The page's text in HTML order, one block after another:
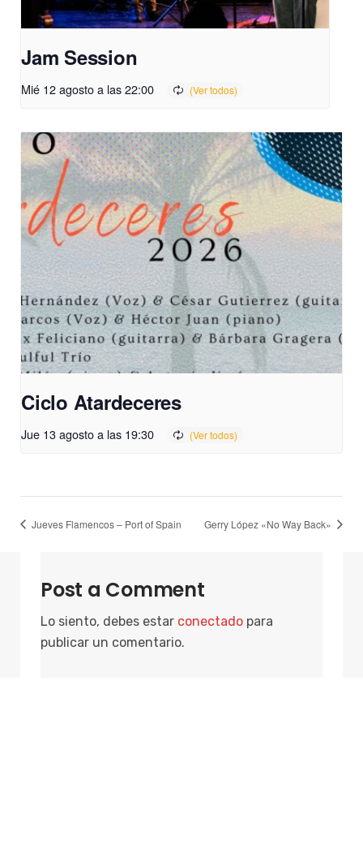
Jam Session
Mié 12 agosto a las 22:00
Ciclo Atardeceres
Jue 13 agosto a las 19:30
Jueves Flamencos – Port of Spain Gerry López «No Way Back»
Post a Comment
Lo siento, debes estar conectado para
publicar un comentario.